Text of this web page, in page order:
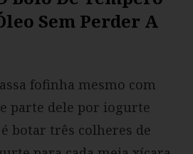
Sem Perder A
fofinha mesmo com
parte dele por iogurte
botar três colheres de